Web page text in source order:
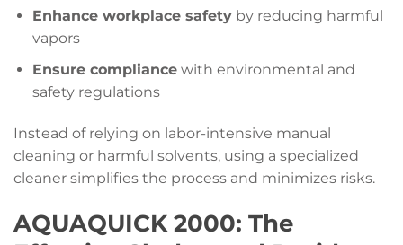
Enhance workplace safetyby reducing harmful
vapors
Ensure compliancewith environmental and
safety regulations
Instead of relying on labor-intensive manual
cleaning or harmful solvents, using a specialized
cleaner simplifies the process and minimizes risks.
AQUAQUICK 2000: The